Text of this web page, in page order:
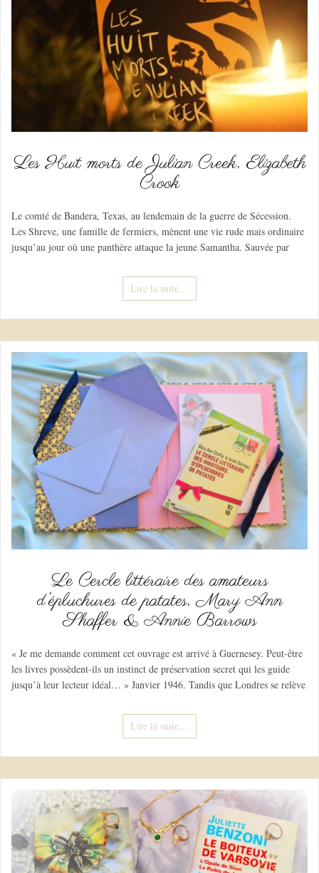
Les Huit morts de Julian Creek, Elizabeth
Crook
Le comté de Bandera, Texas, au lendemain de la guerre de Sécession.
Les Shreve, une famille de fermiers, mènent une vie rude mais ordinaire
jusqu’au jour où une panthère attaque la jeune Samantha. Sauvée par
Lire la suite…
Le Cercle littéraire des amateurs
d’épluchures de patates, Mary Ann
Shaffer & Annie Barrows
« Je me demande comment cet ouvrage est arrivé à Guernesey. Peut-être
les livres possèdent-ils un instinct de préservation secret qui les guide
jusqu’à leur lecteur idéal… » Janvier 1946. Tandis que Londres se relève
Lire la suite…